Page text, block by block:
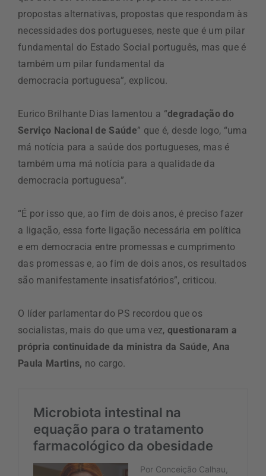
propostas alternativas, propostas que respondam às
necessidades dos portugueses, neste que é um pilar
fundamental do Estado Social português, mas que é
também um pilar fundamental da
democracia portuguesa”, explicou.
Eurico Brilhante Dias lamentou a “degradação do
Serviço Nacional de Saúde” que é, desde logo, “uma
má notícia para a saúde dos portugueses, mas é
também uma má notícia para a qualidade da
democracia portuguesa”.
“É por isso que, ao fim de dois anos, é preciso fazer
a ligação, essa forte ligação necessária em política
e em democracia entre promessas e cumprimento
das promessas e, ao fim de dois anos, os resultados
são manifestamente insatisfatórios”, criticou.
O líder parlamentar do PS recordou que os
socialistas, mais do que uma vez, questionaram a
própria continuidade da ministra da Saúde, Ana
Paula Martins, no cargo.